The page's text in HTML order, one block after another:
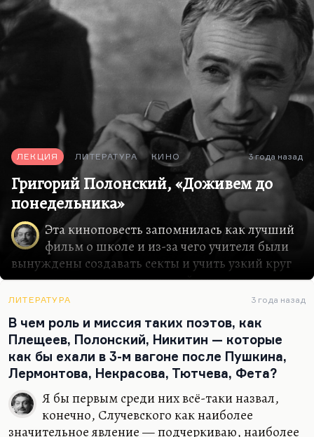
ЛЕКЦИЯ ЛИТЕРАТУРА КИНО 3 года назад
Григорий Полонский, «Доживем до
понедельника»
Эта киноповесть запомнилась как лучший
фильм о школе и из-за чего учителя были
вынуждены создавать секты и учить узкий круг
заинтересованных слушателей, что стало
повсеместным явлением в 70-ые годы. И вот
здесь я, честно говоря, теряюсь, потому что
многое могу я себе объяснить в российской
литературе и кино, но совершенно не могу
объяснить, каким образом человек, не имеющий
к тому времени никакого литературного опыта,
кроме нескольких стихов, написал лучшую
школьную повесть, лучший школьный сценарий
в русской литературе.
ЛИТЕРАТУРА 3 года назад
В чем роль и миссия таких поэтов, как
Плещеев, Полонский, Никитин — которые
как бы ехали в 3-м вагоне после Пушкина,
Лермонтова, Некрасова, Тютчева, Фета?
Я бы первым среди них всё-таки назвал,
конечно, Случевского как наиболее
значительное явление — подчеркиваю, наиболее